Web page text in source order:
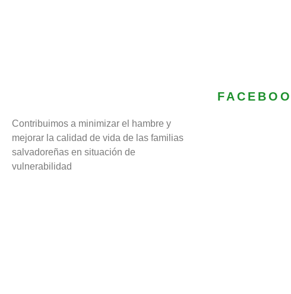
Contribuimos a minimizar el hambre y
mejorar la calidad de vida de las familias
salvadoreñas en situación de
vulnerabilidad